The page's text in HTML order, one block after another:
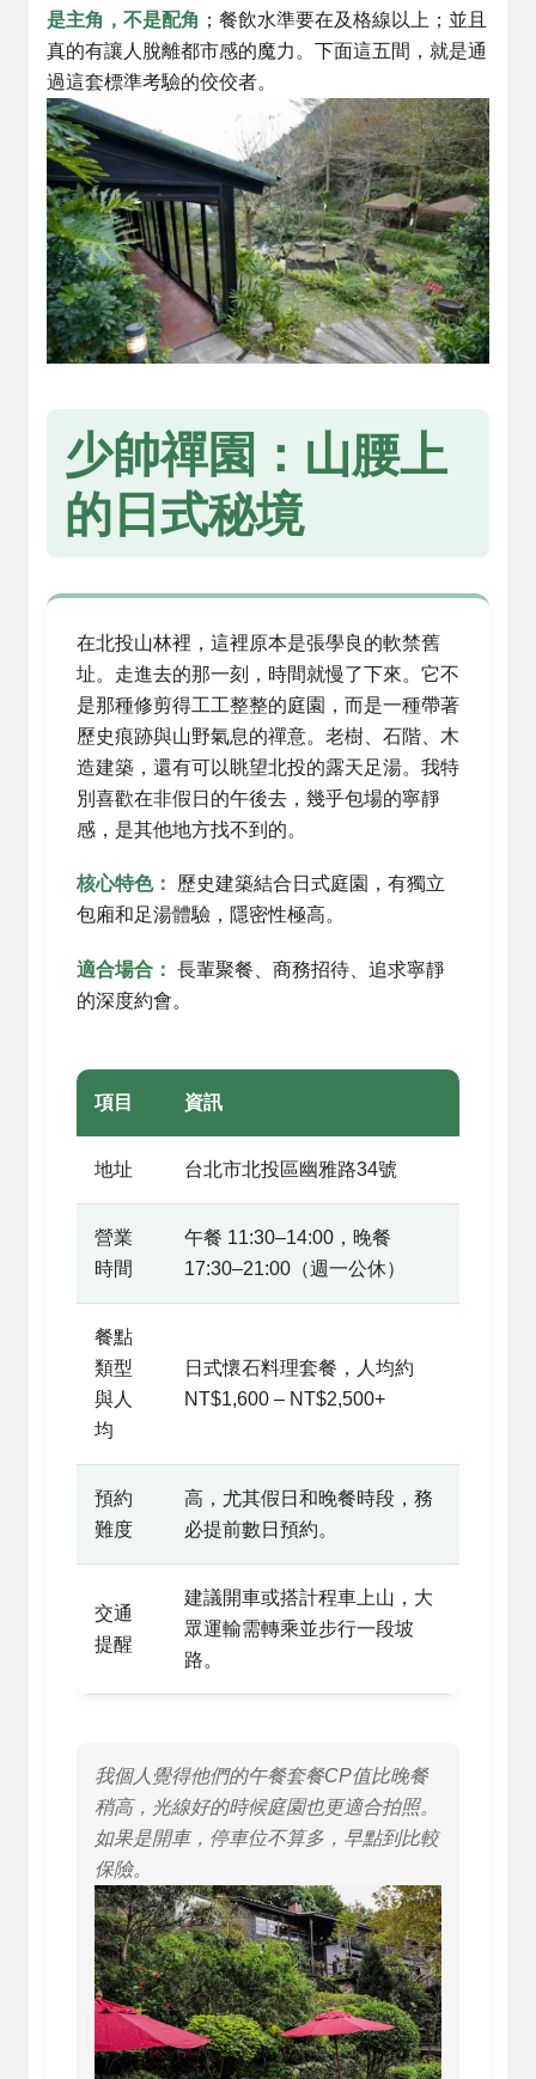
是主角，不是配角 ；餐飲水準要在及格線以上；並且
真的有讓人脫離都市感的魔力。下面這五間，就是通
過這套標準考驗的佼佼者。
少帥禪園：山腰上
的日式秘境
在北投山林裡，這裡原本是張學良的軟禁舊
址。走進去的那一刻，時間就慢了下來。它不
是那種修剪得工工整整的庭園，而是一種帶著
歷史痕跡與山野氣息的禪意。老樹、石階、木
造建築，還有可以眺望北投的露天足湯。我特
別喜歡在非假日的午後去，幾乎包場的寧靜
感，是其他地方找不到的。
核心特色：
歷史建築結合日式庭園，有獨立
包廂和足湯體驗，隱密性極高。
適合場合： 長輩聚餐、商務招待、追求寧靜
的深度約會。
項目 資訊
地址 台北市北投區幽雅路34號
營業
時間
午餐 11:30–14:00，晚餐
17:30–21:00（週一公休）
餐點
類型
與人
均
日式懷石料理套餐，人均約
NT$1,600 – NT$2,500+
預約
難度
高，尤其假日和晚餐時段，務
必提前數日預約。
交通
提醒
建議開車或搭計程車上山，大
眾運輸需轉乘並步行一段坡
路。
我個人覺得他們的午餐套餐CP值比晚餐
稍高，光線好的時候庭園也更適合拍照。
如果是開車，停車位不算多，早點到比較
保險。